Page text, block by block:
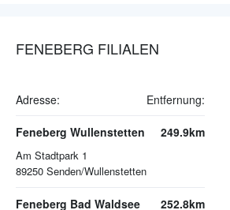
FENEBERG FILIALEN
Adresse: Entfernung:
Feneberg Wullenstetten
Am Stadtpark 1
89250 Senden/Wullenstetten
249.9km
Feneberg Bad Waldsee 252.8km